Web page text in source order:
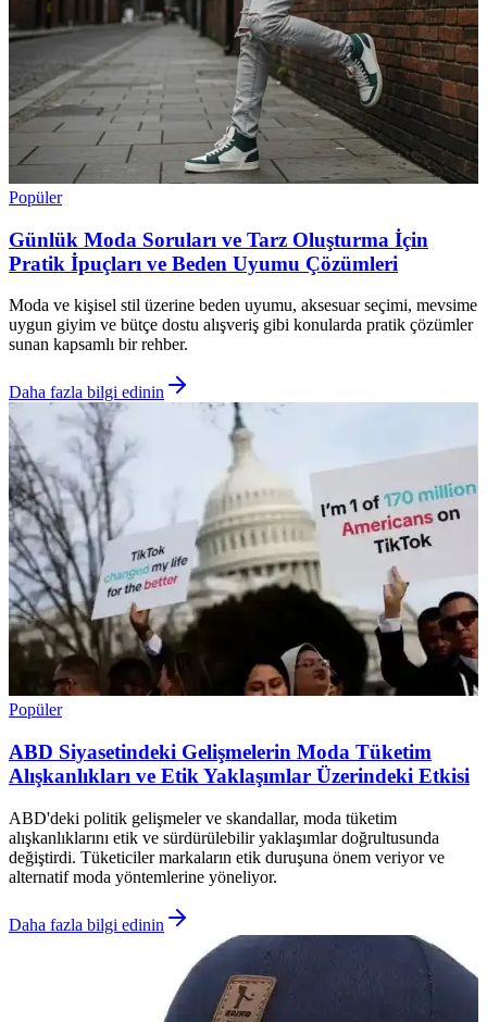
Popüler
Günlük Moda Soruları ve Tarz Oluşturma İçin
Pratik İpuçları ve Beden Uyumu Çözümleri
Moda ve kişisel stil üzerine beden uyumu, aksesuar seçimi, mevsime
uygun giyim ve bütçe dostu alışveriş gibi konularda pratik çözümler
sunan kapsamlı bir rehber.
Daha fazla bilgi edinin
Popüler
ABD Siyasetindeki Gelişmelerin Moda Tüketim
Alışkanlıkları ve Etik Yaklaşımlar Üzerindeki Etkisi
ABD'deki politik gelişmeler ve skandallar, moda tüketim
alışkanlıklarını etik ve sürdürülebilir yaklaşımlar doğrultusunda
değiştirdi. Tüketiciler markaların etik duruşuna önem veriyor ve
alternatif moda yöntemlerine yöneliyor.
Daha fazla bilgi edinin